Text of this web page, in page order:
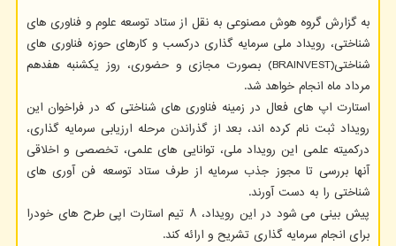
به گزارش گروه هوش مصنوعی به نقل از ستاد توسعه علوم و فناوری های
شناختی، رویداد ملی سرمایه گذاری درکسب و کارهای حوزه فناوری های
شناختی(BRAINVEST) بصورت مجازی و حضوری، روز یکشنبه هفدهم
مرداد ماه انجام خواهد شد.
استارت اپ های فعال در زمینه فناوری های شناختی که در فراخوان این
رویداد ثبت نام کرده اند، بعد از گذراندن مرحله ارزیابی سرمایه گذاری،
درکمیته علمی این رویداد ملی، توانایی های علمی، تخصصی و اخلاقی
آنها بررسی تا مجوز جذب سرمایه از طرف ستاد توسعه فن آوری های
شناختی را به دست آورند.
پیش بینی می شود در این رویداد، ۸ تیم استارت اپی طرح های خودرا
برای انجام سرمایه گذاری تشریح و ارائه کند.